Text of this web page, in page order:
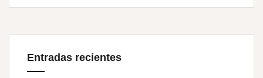
Entradas recientes